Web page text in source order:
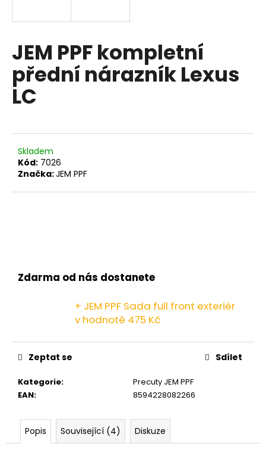
JEM PPF kompletní
přední nárazník Lexus
LC
Skladem
Kód: 7026
Značka:JEM PPF
Zdarma od nás dostanete
+ JEM PPF Sada full front exteriér
v hodnotě 475 Kč
Kategorie:
Precuty JEM PPF
EAN: 8594228082266
Zeptat se Sdílet
Popis Související (4) Diskuze
t
?
HLEDAT
D
u